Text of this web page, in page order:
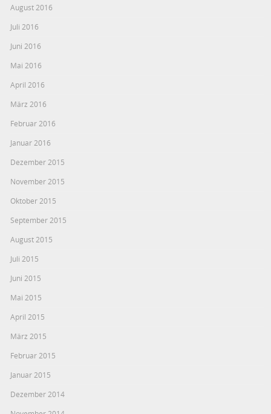
August 2016
Juli 2016
Juni 2016
Mai 2016
April 2016
März 2016
Februar 2016
Januar 2016
Dezember 2015
November 2015
Oktober 2015
September 2015
August 2015
Juli 2015
Juni 2015
Mai 2015
April 2015
März 2015
Februar 2015
Januar 2015
Dezember 2014